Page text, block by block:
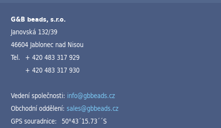
G&B beads, s.r.o.
Janovská 132/39
46604 Jablonec nad Nisou
Tel. + 420 483 317 929
+ 420 483 317 930
Vedení společnosti: info@gbbeads.cz
Obchodní oddělení:sales@gbbeads.cz
GPS souradnice: 50°43´15.73´´S